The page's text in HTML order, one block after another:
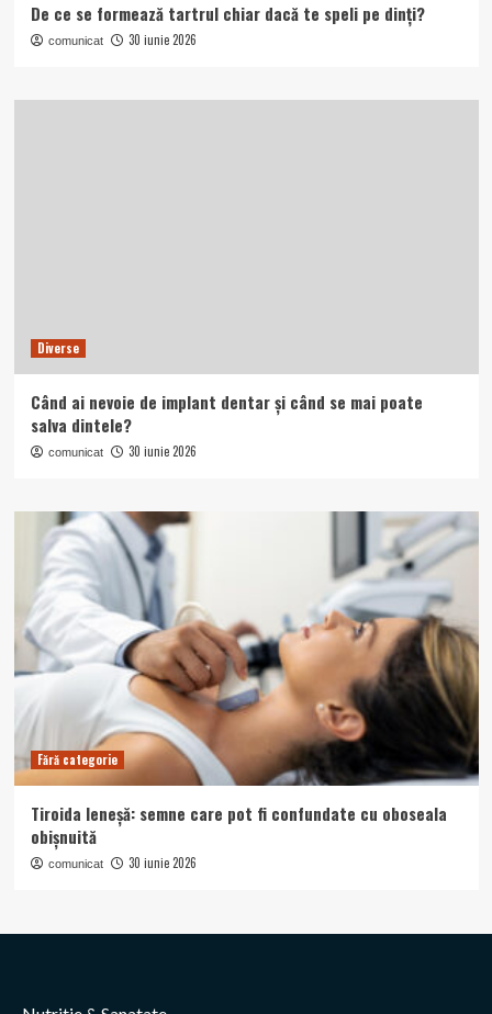
De ce se formează tartrul chiar dacă te speli pe dinți?
comunicat 30 iunie 2026
Diverse
Când ai nevoie de implant dentar și când se mai poate
salva dintele?
comunicat 30 iunie 2026
Fără categorie
Tiroida leneșă: semne care pot fi confundate cu oboseala
obișnuită
comunicat 30 iunie 2026